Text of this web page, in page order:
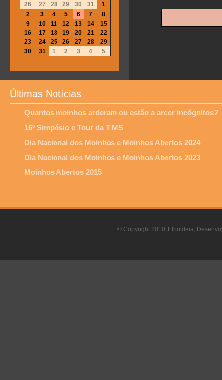
26
27 28 29 30 31
1
2
3 4 5 6 7
8
9
10 11 12 13 14
15
16
17 18 19 20 21
22
23
24 25 26 27 28
29
30
31 1 2 3 4 5
Últimas Notícias
Quantos moinhos arderam ou estão a arder incógnitos?
16º Simpósio e Tour da TIMS
Dia Nacional dos Moinhos e Moinhos Abertos 2024
Dia Nacional dos Moinhos e Moinhos Abertos 2023
Moinhos Abertos 2015
© Copyright 2010, Etnoideia,